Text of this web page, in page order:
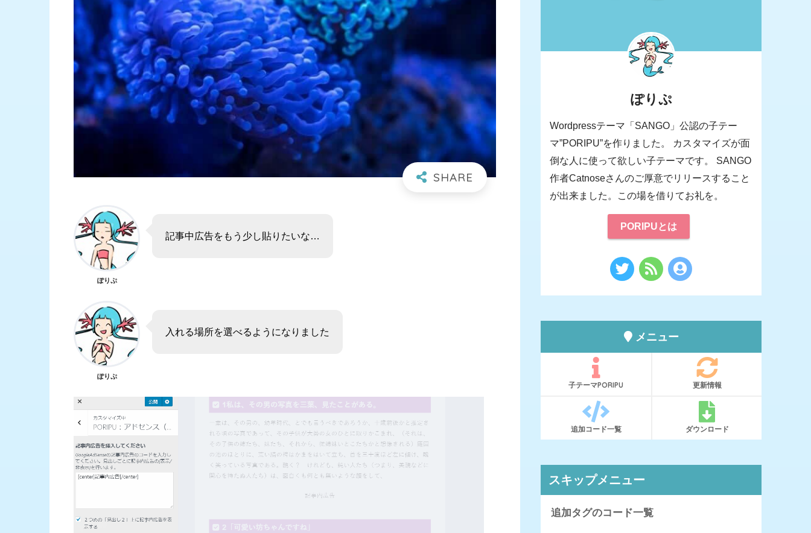
ぽりぷ
記事中広告をもう少し貼りたいな…
ぽりぷ
入れる場所を選べるようになりました
ぽりぷ
Wordpressテーマ「SANGO」公認の子テー
マ”PORIPU”を作りました。 カスタマイズが面
倒な人に使って欲しい子テーマです。 SANGO
作者Catnoseさんのご厚意でリリースすること
が出来ました。この場を借りてお礼を。
PORIPUとは
メニュー
子テーマPORIPU 更新情報
追加コード一覧 ダウンロード
スキップメニュー
追加タグのコード一覧